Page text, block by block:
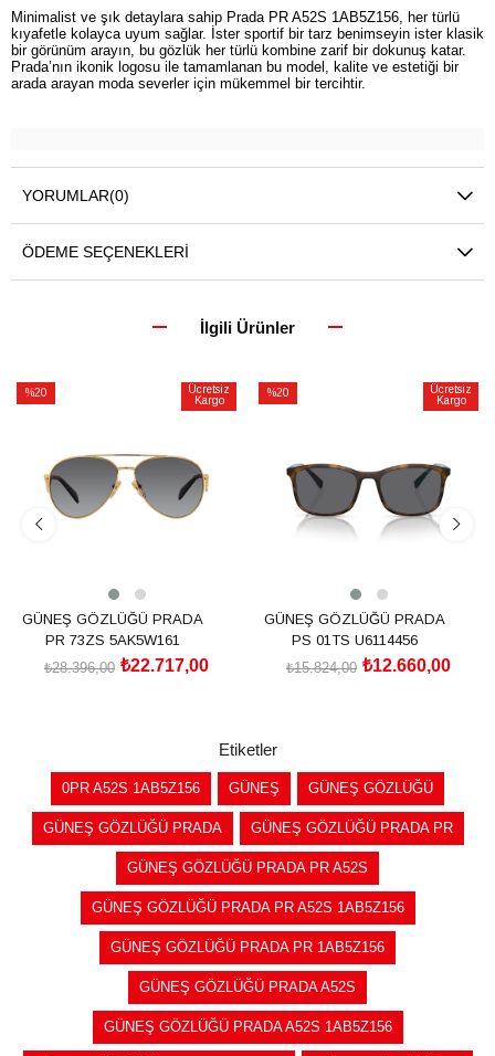
Minimalist ve şık detaylara sahip Prada PR A52S 1AB5Z156, her türlü
kıyafetle kolayca uyum sağlar. İster sportif bir tarz benimseyin ister klasik
bir görünüm arayın, bu gözlük her türlü kombine zarif bir dokunuş katar.
Prada’nın ikonik logosu ile tamamlanan bu model, kalite ve estetiği bir
arada arayan moda severler için mükemmel bir tercihtir.
YORUMLAR(0)
ÖDEME SEÇENEKLERI
İlgili Ürünler
%20
Ücretsiz
Kargo
GÜNEŞ GÖZLÜĞÜ PRADA
PR 73ZS 5AK5W161
₺22.717,00
₺28.396,00
%20
Ücretsiz
Kargo
GÜNEŞ GÖZLÜĞÜ PRADA
PS 01TS U6114456
₺12.660,00
₺15.824,00
Etiketler
0PR A52S 1AB5Z156 GÜNEŞ GÜNEŞ GÖZLÜĞÜ
GÜNEŞ GÖZLÜĞÜ PRADA GÜNEŞ GÖZLÜĞÜ PRADA PR
GÜNEŞ GÖZLÜĞÜ PRADA PR A52S
GÜNEŞ GÖZLÜĞÜ PRADA PR A52S 1AB5Z156
GÜNEŞ GÖZLÜĞÜ PRADA PR 1AB5Z156
GÜNEŞ GÖZLÜĞÜ PRADA A52S
GÜNEŞ GÖZLÜĞÜ PRADA A52S 1AB5Z156